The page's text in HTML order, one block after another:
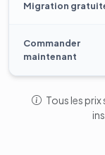
Migration
Commander
maintenant
Tous les